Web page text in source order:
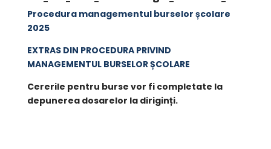
Procedura managementul burselor școlare
2025
EXTRAS DIN PROCEDURA PRIVIND
MANAGEMENTUL BURSELOR ȘCOLARE
Cererile pentru burse vor fi completate la
depunerea dosarelor la diriginți.